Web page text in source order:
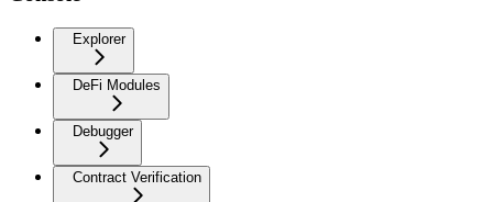
Explorer
DeFi Modules
Debugger
Contract Verification